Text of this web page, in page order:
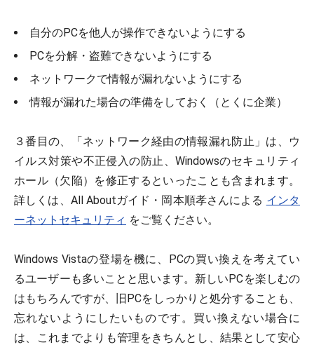
自分のPCを他人が操作できないようにする
PCを分解・盗難できないようにする
ネットワークで情報が漏れないようにする
情報が漏れた場合の準備をしておく（とくに企業）
３番目の、「ネットワーク経由の情報漏れ防止」は、ウ
イルス対策や不正侵入の防止、Windowsのセキュリティ
ホール（欠陥）を修正するといったことも含まれます。
詳しくは、All Aboutガイド・岡本順孝さんによる インタ
ーネットセキュリティ をご覧ください。
Windows Vistaの登場を機に、PCの買い換えを考えてい
るユーザーも多いことと思います。新しいPCを楽しむの
はもちろんですが、旧PCをしっかりと処分することも、
忘れないようにしたいものです。買い換えない場合に
は、これまでよりも管理をきちんとし、結果として安心